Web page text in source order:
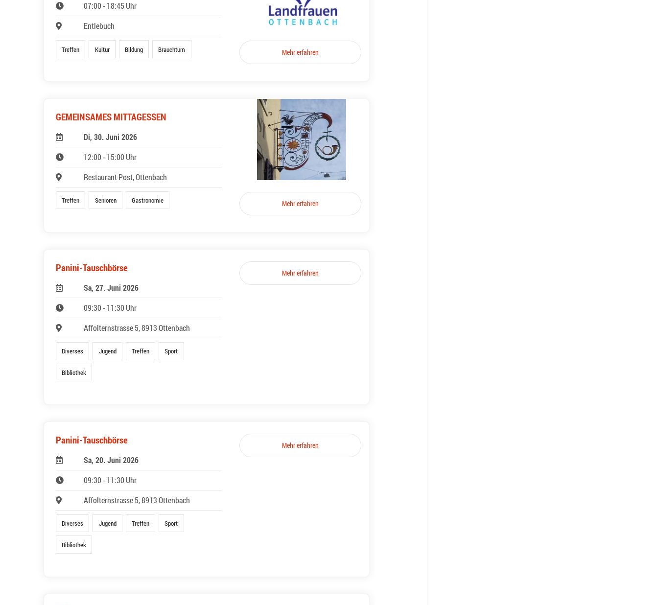
07:00 - 18:45 Uhr
Entlebuch
Treffen Kultur Bildung Brauchtum Mehr erfahren
GEMEINSAMES MITTAGESSEN
Di, 30. Juni 2026
12:00 - 15:00 Uhr
Restaurant Post, Ottenbach
Treffen Senioren Gastronomie Mehr erfahren
Panini-Tauschbörse
Sa, 27. Juni 2026
09:30 - 11:30 Uhr
Affolternstrasse 5, 8913 Ottenbach
Diverses Jugend Treffen Sport
Bibliothek
Mehr erfahren
Panini-Tauschbörse
Sa, 20. Juni 2026
09:30 - 11:30 Uhr
Affolternstrasse 5, 8913 Ottenbach
Diverses Jugend Treffen Sport
Bibliothek
Mehr erfahren